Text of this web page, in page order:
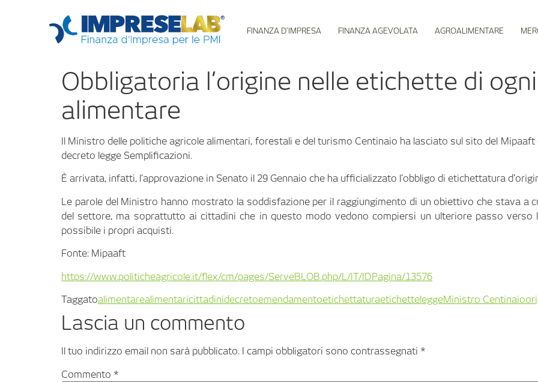
FINANZA D’IMPRESA FINANZA AGEVOLATA AGROALIMENTARE
Obbligatoria l’origine nelle etichette di
alimentare
Il Ministro delle politiche agricole alimentari, forestali e del turismo Centinaio ha lasciato sul sito del Mipaaft
decreto legge Semplificazioni.
È arrivata, infatti, l’approvazione in Senato il 29 Gennaio che ha ufficializzato l’obbligo di etichettatura
Le parole del Ministro hanno mostrato la soddisfazione per il raggiungimento di un obiettivo che stava a
del settore, ma soprattutto ai cittadini che in questo modo vedono compiersi un ulteriore passo verso
possibile i propri acquisti.
Fonte: Mipaaft
https://www.politicheagricole.it/flex/cm/pages/ServeBLOB.php/L/IT/IDPagina/13576
TaggatoalimentarealimentaricittadinidecretoemendamentoetichettaturaetichetteleggeMinistro Centinaio
Lascia un commento
Il tuo indirizzo email non sarà pubblicato. I campi obbligatori sono contrassegnati *
Commento *